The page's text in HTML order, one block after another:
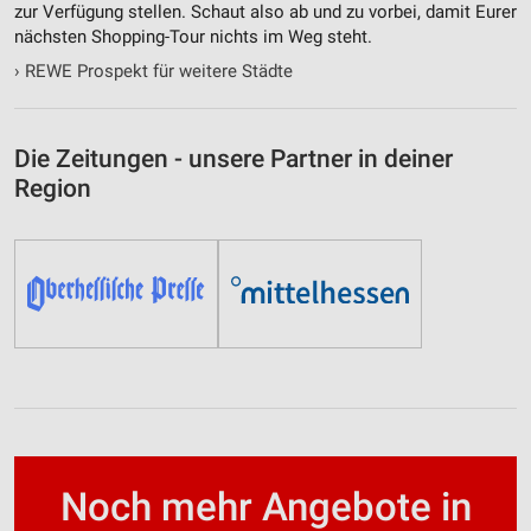
zur Verfügung stellen. Schaut also ab und zu vorbei, damit Eurer
nächsten Shopping-Tour nichts im Weg steht.
› REWE Prospekt für weitere Städte
Die Zeitungen - unsere Partner in deiner
Region
Noch mehr Angebote in